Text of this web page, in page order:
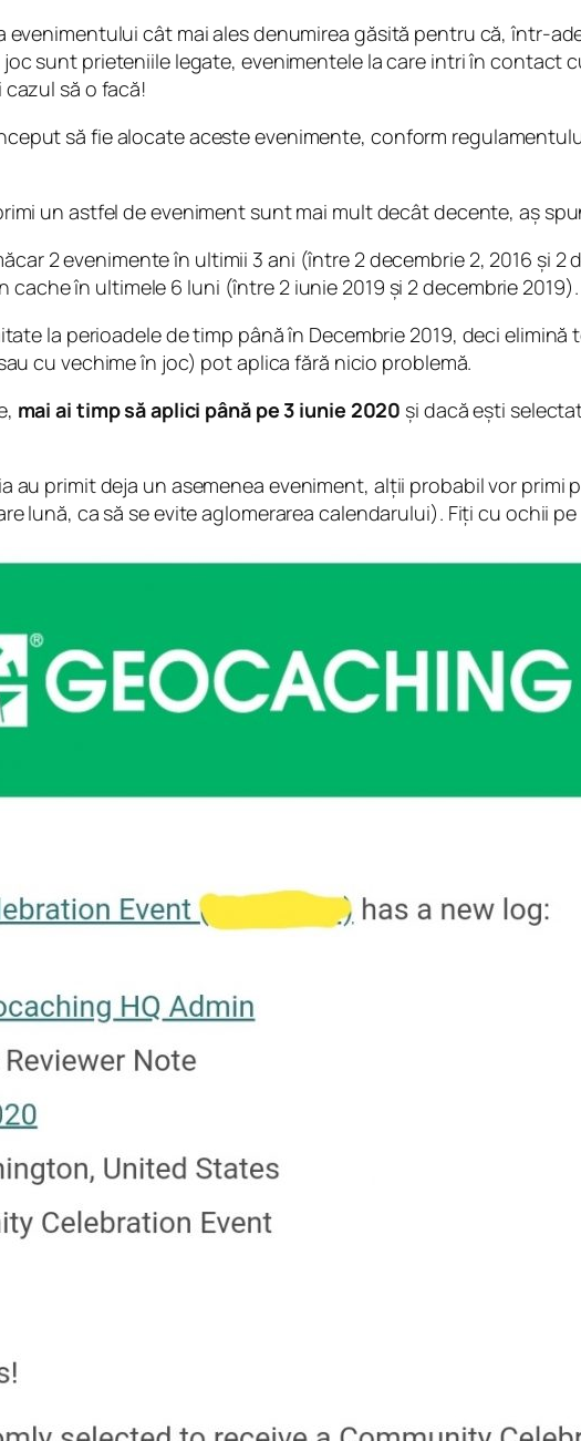
evenimentului cât mai ales denumirea găsită pentru că, într-
sunt prieteniile legate, evenimentele la care intri în contact
să o facă!
să fie alocate aceste evenimente, conform
un astfel de eveniment sunt mai mult decât decente, aș
2 evenimente în ultimii 3 ani (între 2 decembrie 2, 2016 și 2
cache în ultimele 6 luni (între 2 iunie 2019 și 2 decembrie 2019).
la perioadele de timp până în Decembrie 2019, deci
cu vechime în joc) pot aplica fără nicio problemă.
mai ai timp să aplici până pe 3 iunie 2020 și dacă ești
au primit deja un asemenea eveniment, alții probabil vor
lună, ca să se evite aglomerarea calendarului). Fiți cu ochii